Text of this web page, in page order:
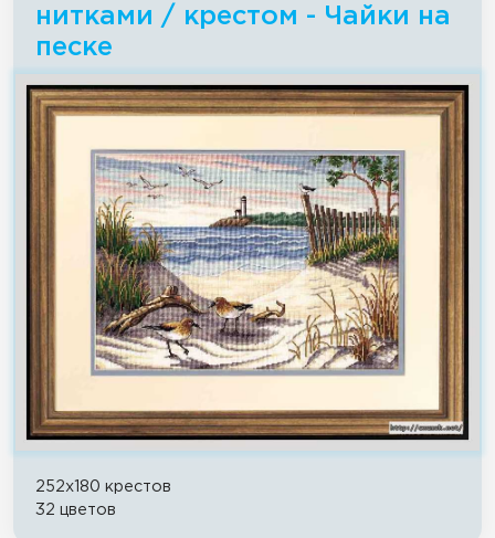
нитками / крестом - Чайки на
песке
252x180 крестов
32 цветов